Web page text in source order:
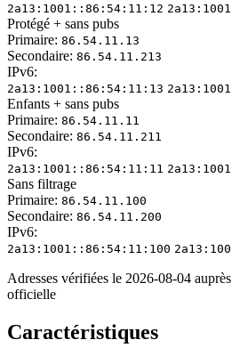
2a13:1001::86:54:11:12
Protégé + sans pubs
Primaire: 86.54.11.13
Secondaire: 86.54.11.213
IPv6:
2a13:1001::86:54:11:13
Enfants + sans pubs
Primaire: 86.54.11.11
Secondaire: 86.54.11.211
IPv6:
2a13:1001::86:54:11:11
Sans filtrage
Primaire: 86.54.11.100
Secondaire: 86.54.11.200
IPv6:
2a13:1001::86:54:11:100
Adresses vérifiées le 2026-08-04
officielle
Caractéristiques